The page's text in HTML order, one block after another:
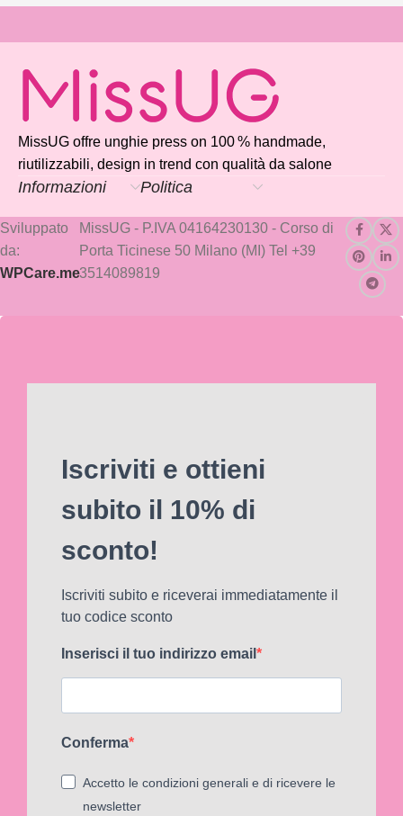
MissUG offre unghie press on 100 % handmade,
riutilizzabili, design in trend con qualità da salone
Informazioni Politica
Sviluppato
da:
WPCare.me
MissUG - P.IVA 04164230130 - Corso di
Porta Ticinese 50 Milano (MI) Tel +39
3514089819
Iscriviti e ottieni
subito il 10% di
sconto!
Iscriviti subito e riceverai immediatamente il
tuo codice sconto
Inserisci il tuo indirizzo email
Conferma
Accetto le condizioni generali e di ricevere le
newsletter